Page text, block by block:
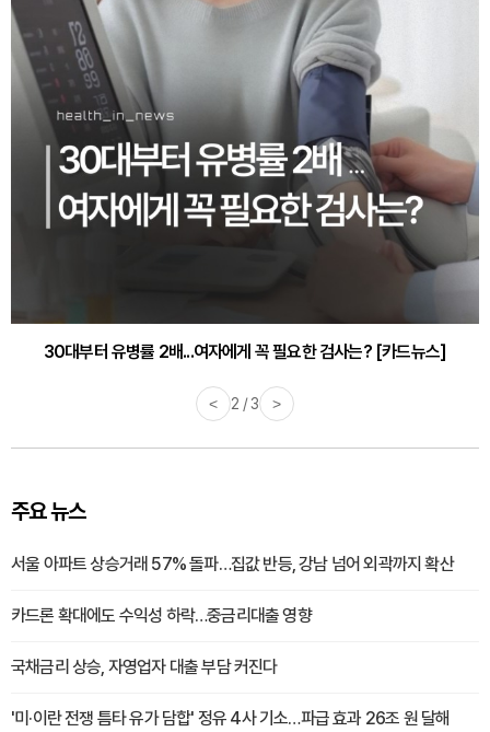
30대부터 유병률 2배...여자에게 꼭 필요한 검사는? [카드뉴스]
< 2 / 3 >
주요 뉴스
서울 아파트 상승거래 57% 돌파…집값 반등, 강남 넘어 외곽까지 확산
카드론 확대에도 수익성 하락…중금리대출 영향
국채금리 상승, 자영업자 대출 부담 커진다
'미·이란 전쟁 틈타 유가 담합' 정유 4사 기소…파급 효과 26조 원 달해